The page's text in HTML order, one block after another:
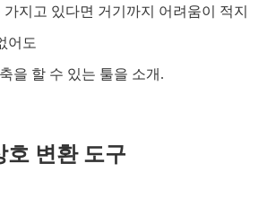
지고 있다면 거기까지 어려움이 적지
어도
을 할 수 있는 툴을 소개.
변환 도구